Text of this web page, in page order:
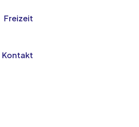
Freizeit
Kontakt